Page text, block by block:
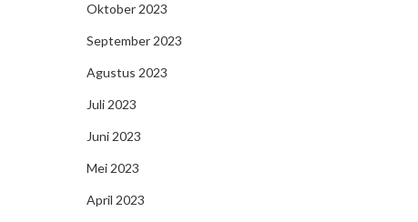
Oktober 2023
September 2023
Agustus 2023
Juli 2023
Juni 2023
Mei 2023
April 2023